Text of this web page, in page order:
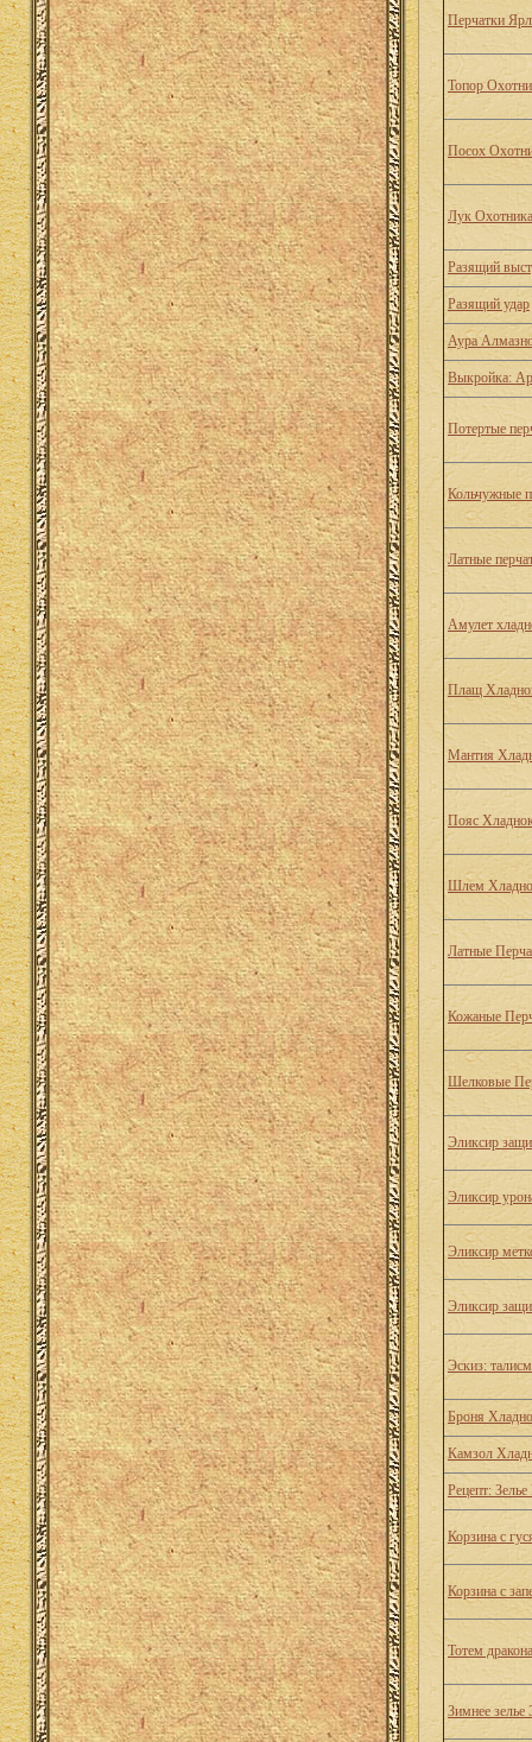
Перчатки
Топор
Посох
Лук Охотника
Разящий
Разящий удар
Аура
Выкройка:
Потертые
Кольчужные
Латные
Амулет
Плащ
Мантия
Пояс
Шлем
Латные
Кожаные
Шелковые
Эликсир
Эликсир
Эликсир
Эликсир
Эскиз:
Броня
Камзол
Рецепт:
Корзина с
Корзина с
Тотем дракона
Зимнее зелье